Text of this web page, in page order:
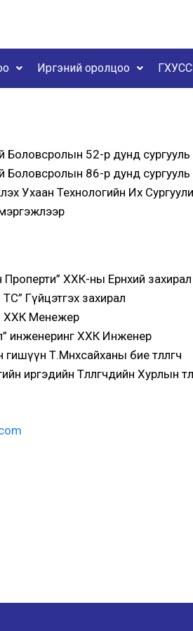
Иргэний оролцоо
Боловсролын 52-р дунд сургууль
Боловсролын 86-р дунд сургууль
Ухаан Технологийн Их
ХХК-ны Ерөнхий захирал
Гүйцэтгэх захирал
ХХК Менежер
инженеринг ХХК Инженер
Т.Мөнхсайханы бие төлөөлөгч
Төлөөлөгчдийн Хурлын